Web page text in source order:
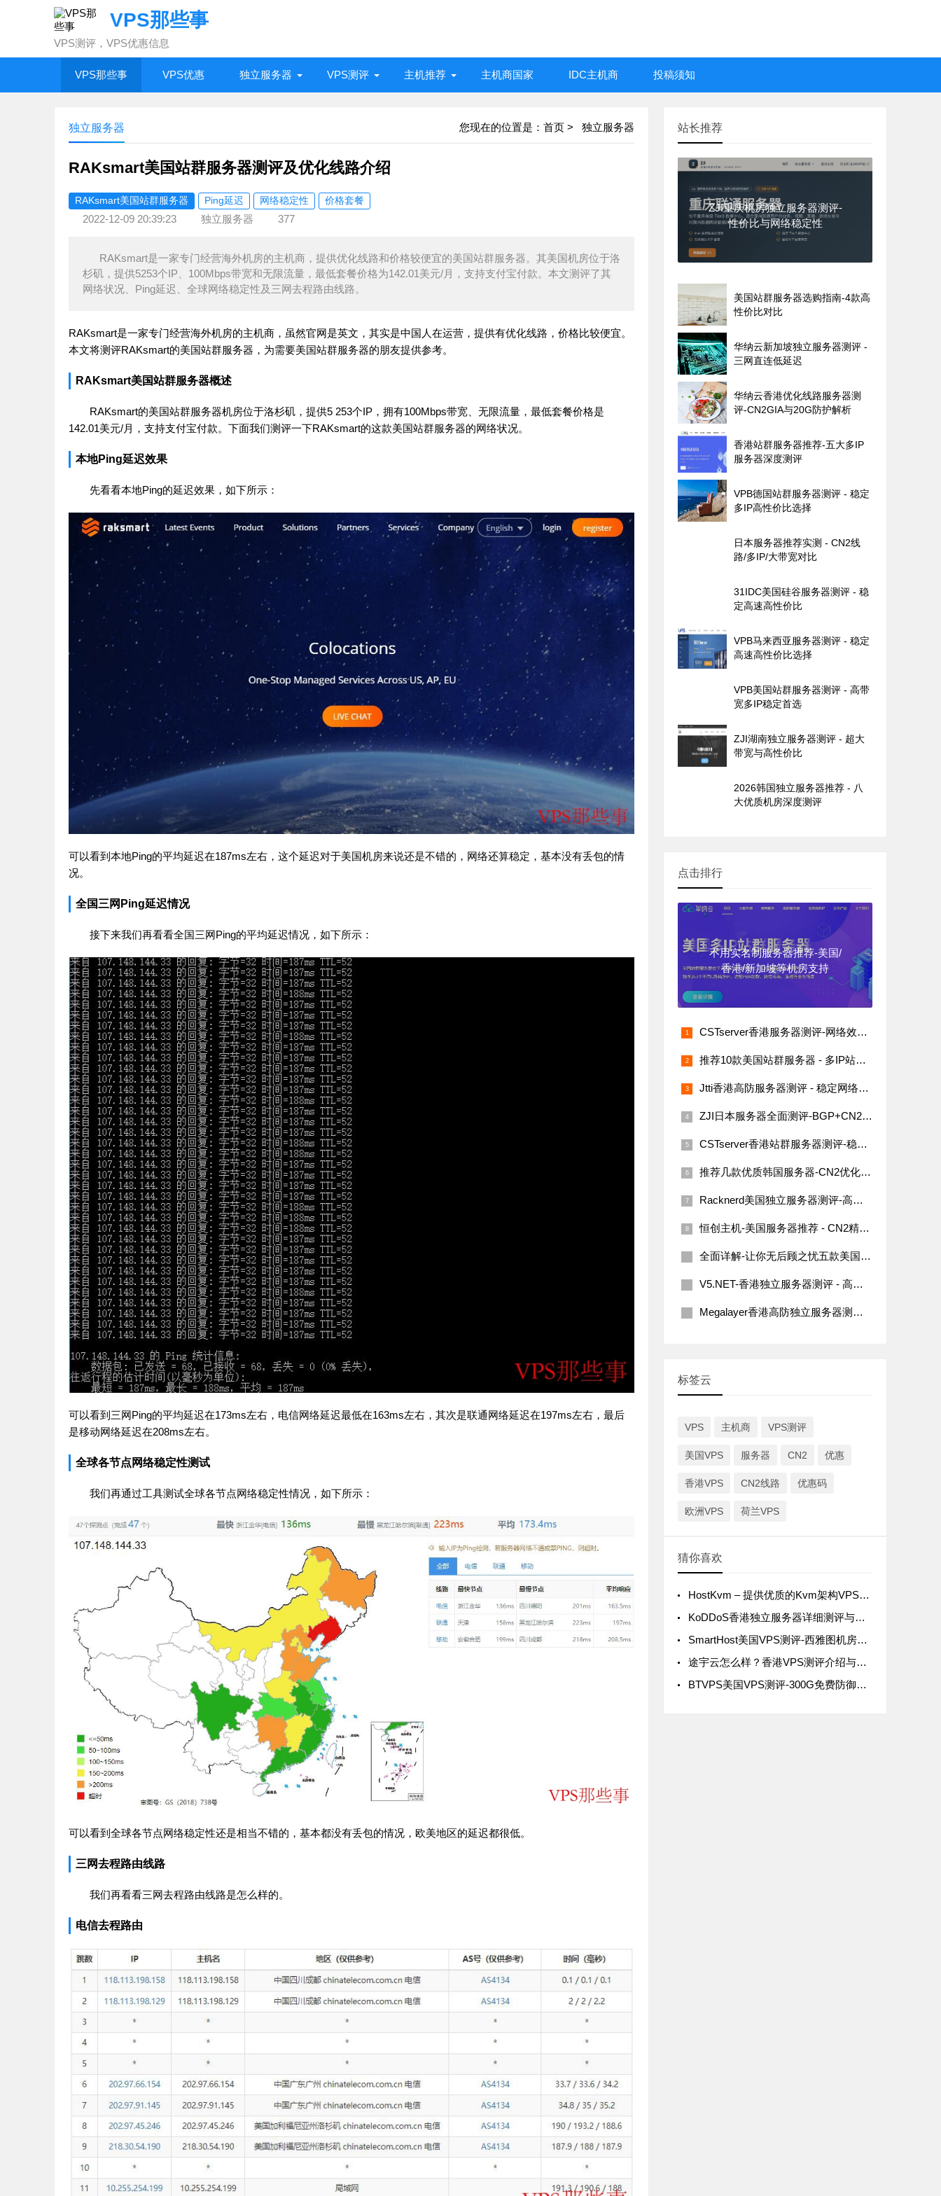
VPS那些事
VPS测评，VPS优惠信息
VPS那些事 VPS优惠 独立服务器 VPS测评 主机推荐 主机商国家 IDC主机商 投稿须知
您现在的位置是： 首页 > 独立服务器
独立服务器
RAKsmart美国站群服务器测评及优化线路介绍
RAKsmart美国站群服务器 Ping延迟 网络稳定性 价格套餐
2022-12-09 20:39:23 独立服务器 377
RAKsmart是一家专门经营海外机房的主机商，提供优化线路和价格较便宜的美国站群服务器。其美国机房位于洛
杉矶，提供5253个IP、100Mbps带宽和无限流量，最低套餐价格为142.01美元/月，支持支付宝付款。本文测评了其
网络状况、Ping延迟、全球网络稳定性及三网去程路由线路。
RAKsmart是一家专门经营海外机房的主机商，虽然官网是英文，其实是中国人在运营，提供有优化线路，价格比较便宜。
本文将测评RAKsmart的美国站群服务器，为需要美国站群服务器的朋友提供参考。
RAKsmart美国站群服务器概述
RAKsmart的美国站群服务器机房位于洛杉矶，提供5 253个IP，拥有100Mbps带宽、无限流量，最低套餐价格是
142.01美元/月，支持支付宝付款。下面我们测评一下RAKsmart的这款美国站群服务器的网络状况。
本地Ping延迟效果
先看看本地Ping的延迟效果，如下所示：
可以看到本地Ping的平均延迟在187ms左右，这个延迟对于美国机房来说还是不错的，网络还算稳定，基本没有丢包的情
况。
全国三网Ping延迟情况
接下来我们再看看全国三网Ping的平均延迟情况，如下所示：
可以看到三网Ping的平均延迟在173ms左右，电信网络延迟最低在163ms左右，其次是联通网络延迟在197ms左右，最后
是移动网络延迟在208ms左右。
全球各节点网络稳定性测试
我们再通过工具测试全球各节点网络稳定性情况，如下所示：
可以看到全球各节点网络稳定性还是相当不错的，基本都没有丢包的情况，欧美地区的延迟都很低。
三网去程路由线路
我们再看看三网去程路由线路是怎么样的。
电信去程路由
站长推荐
ZJI重庆机房独立服务器测评-
性价比与网络稳定性
美国站群服务器选购指南-4款高
性价比对比
华纳云新加坡独立服务器测评 -
三网直连低延迟
华纳云香港优化线路服务器测
评-CN2GIA与20G防护解析
香港站群服务器推荐-五大多IP
服务器深度测评
VPB德国站群服务器测评 - 稳定
多IP高性价比选择
日本服务器推荐实测 - CN2线
路/多IP/大带宽对比
31IDC美国硅谷服务器测评 - 稳
定高速高性价比
VPB马来西亚服务器测评 - 稳定
高速高性价比选择
VPB美国站群服务器测评 - 高带
宽多IP稳定首选
ZJI湖南独立服务器测评 - 超大
带宽与高性价比
2026韩国独立服务器推荐 - 八
大优质机房深度测评
点击排行
不用实名制服务器推荐-美国/
香港/新加坡等机房支持
CSTserver香港服务器测评-网络效果与价格分析
推荐10款美国站群服务器 - 多IP站群SEO必备
Jtti香港高防服务器测评 - 稳定网络与高性价比
ZJI日本服务器全面测评-BGP+CN2线路，国内用户的最佳选择
CSTserver香港站群服务器测评-稳定网络与高性价比选择
推荐几款优质韩国服务器-CN2优化线路、多IP站群
Racknerd美国独立服务器测评-高性价比的洛杉矶机房选择
恒创主机-美国服务器推荐 - CN2精品线路全球访问稳定
全面详解-让你无后顾之忧五款美国G口服务器推荐 | 2023版
V5.NET-香港独立服务器测评 - 高性价比CN2线路
Megalayer香港高防独立服务器测评-10G防御支持及网络性能详解
标签云
VPS 主机商 VPS测评
美国VPS 服务器 CN2 优惠
香港VPS CN2线路 优惠码
欧洲VPS 荷兰VPS
猜你喜欢
HostKvm – 提供优质的Kvm架构VPS服务
KoDDoS香港独立服务器详细测评与优化指南
SmartHost美国VPS测评-西雅图机房的性能与价格分析
途宇云怎么样？香港VPS测评介绍与详细解析
BTVPS美国VPS测评-300G免费防御，性价比如何？